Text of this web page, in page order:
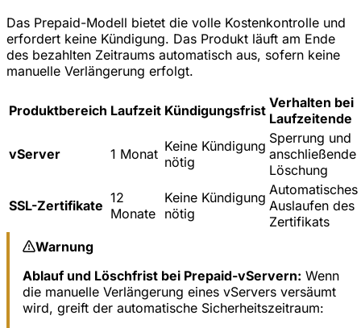
Das Prepaid-Modell bietet die volle Kostenkontrolle und
erfordert keine Kündigung. Das Produkt läuft am Ende
des bezahlten Zeitraums automatisch aus, sofern keine
manuelle Verlängerung erfolgt.
Produktbereich Laufzeit Kündigungsfrist Verhalten bei
Laufzeitende
vServer 1 Monat Keine Kündigung
nötig
Sperrung und
anschließende
Löschung
SSL-Zertifikate 12
Monate
Keine Kündigung
nötig
Automatisches
Auslaufen des
Zertifikats
Warnung
Ablauf und Löschfrist bei Prepaid-vServern: Wenn
die manuelle Verlängerung eines vServers versäumt
wird, greift der automatische Sicherheitszeitraum: